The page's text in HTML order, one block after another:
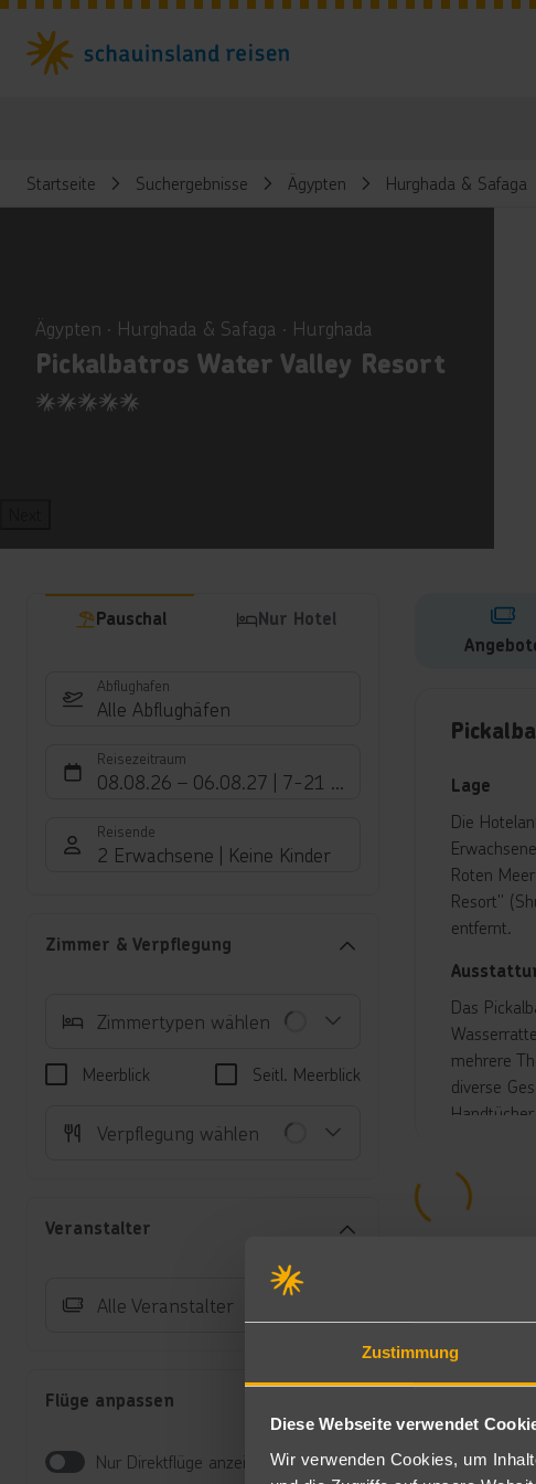
Zustimmung
Diese Webseite verwendet
Wir verwenden Cookies, um
Startseite Suchergebnisse Ägypten Hurghada & Safaga
Ägypten ∙ Hurghada & Safaga ∙ Hurghada
Pickalbatros Water Valley Resort
5
Pauschal Nur Hotel
Abflughafen
Alle Abflughäfen
Reisezeitraum
08.08.26 – 06.08.27 7-21 Nächte
Reisende
2 Erwachsene Keine Kinder
Zimmer & Verpflegung
Zimmertypen wählen
Meerblick Seitl. Meerblick
Verpflegung wählen
Veranstalter
Alle Veranstalter
Flüge anpassen
Nur Direktflüge anzeigen
Lage
Die
Roten
Resort"
entfernt.
Das
mehrere
diverse
eignen.